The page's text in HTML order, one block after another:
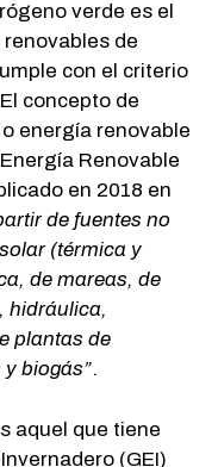
verde es el
de
con el criterio
concepto de
energía renovable
Renovable
en 2018 en
de fuentes no
(térmica y
de mareas, de
hidráulica,
plantas de
biogás”.
aquel que tiene
(GEI)